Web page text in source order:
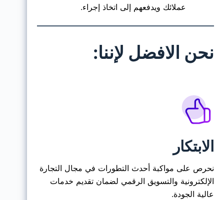
عملائك ويدفعهم إلى اتخاذ إجراء.
نحن الافضل لإننا:
الابتكار
نحرص على مواكبة أحدث التطورات في مجال التجارة
الإلكترونية والتسويق الرقمي لضمان تقديم خدمات
عالية الجودة.